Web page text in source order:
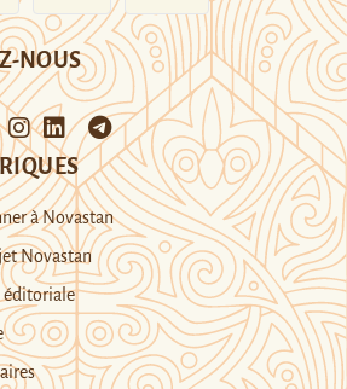
NOUS
à Novastan
Novastan
éditoriale